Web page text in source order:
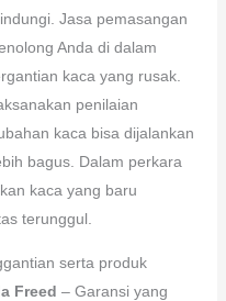
Jasa pemasangan
Anda di dalam
kaca yang rusak.
penilaian
kaca bisa dijalankan
bagus. Dalam perkara
kaca yang baru
terunggul.
serta produk
Freed – Garansi yang